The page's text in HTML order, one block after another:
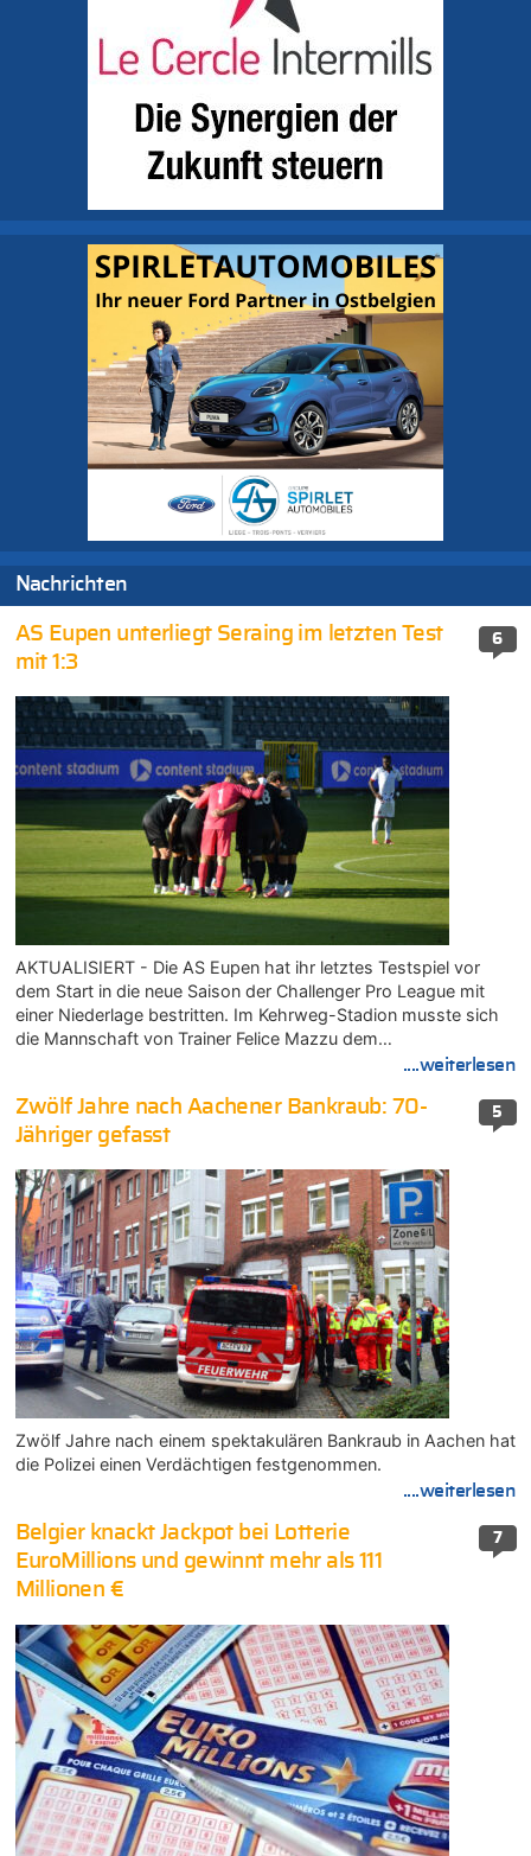
Nachrichten
6
AS Eupen unterliegt Seraing im letzten Test
mit 1:3
AKTUALISIERT - Die AS Eupen hat ihr letztes Testspiel vor
dem Start in die neue Saison der Challenger Pro League mit
einer Niederlage bestritten. Im Kehrweg-Stadion musste sich
die Mannschaft von Trainer Felice Mazzu dem…
....weiterlesen
5
Zwölf Jahre nach Aachener Bankraub: 70-
Jähriger gefasst
Zwölf Jahre nach einem spektakulären Bankraub in Aachen hat
die Polizei einen Verdächtigen festgenommen.
....weiterlesen
7
Belgier knackt Jackpot bei Lotterie
EuroMillions und gewinnt mehr als 111
Millionen €